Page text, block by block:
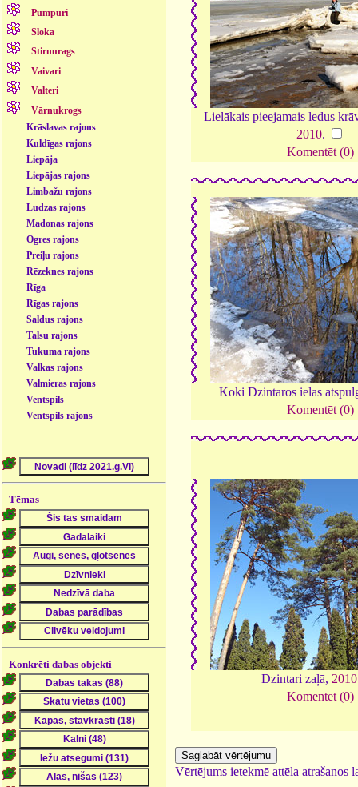
Pumpuri
Sloka
Stirnurags
Vaivari
Valteri
Vārnukrogs
Krāslavas rajons
Kuldīgas rajons
Liepāja
Liepājas rajons
Limbažu rajons
Ludzas rajons
Madonas rajons
Ogres rajons
Preiļu rajons
Rēzeknes rajons
Rīga
Rīgas rajons
Saldus rajons
Talsu rajons
Tukuma rajons
Valkas rajons
Valmieras rajons
Ventspils
Ventspils rajons
Tēmas
Konkrēti dabas objekti
Lielākais pieejamais ledus
2010.
Komentēt (0)
Koki Dzintaros ielas
Komentēt (0)
Dzintari zaļā, 2010
Komentēt (0)
Vērtējums ietekmē attēla atrašanos